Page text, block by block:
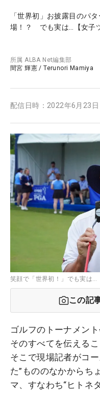
「世界初」お披露目のパ
場！？ でも実は…【女子ツ
所属ALBA Net編集部
間宮 輝憲 /Terunori Mamiya
配信日時： 2022年6月23
笑顔で「世界初！」でも実は…
この記
ゴルフのトーナメント
そのすべてを伝える
そこで現場記者がコ
た”もののなかからち
マ、すなわち“ヒトネ